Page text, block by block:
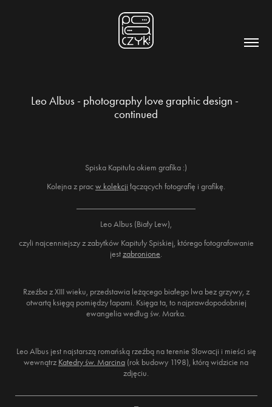
Leo Albus - photography love graphic design -
continued
Spiska Kapituła okiem grafika :)
Kolejna z pracw kolekcji łączących fotografię i grafikę.
Leo Albus (Biały Lew),
czyli najcenniejszy z zabytków Kapituły Spiskiej, którego fotografowanie
jestzabronione.
Rzeźba z XIII wieku, przedstawia leżącego białego lwa bez grzywy, z
otwartą księgą pomiędzy łapami. Księga ta, to najprawdopodobniej
ewangelia według św. Marka.
Leo Albus jest najstarszą romańską rzeźbą na terenie Słowacji i mieści się
wewnątrz Katedry św. Marcina (rok budowy 1198), którą widzicie na
zdjęciu.